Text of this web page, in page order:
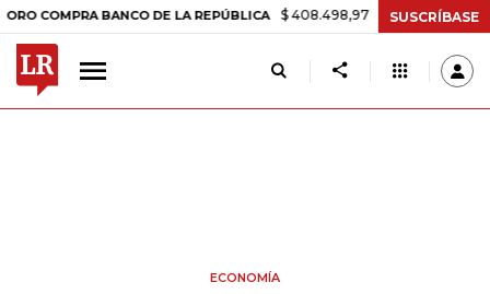
BANCO DE LA REPÚBLICA $ 408.498,97 +$ 8.753,81 +2,19%
SUSCRÍBASE
ECONOMÍA